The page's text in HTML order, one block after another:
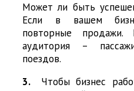
Может ли быть
Если в вашем
повторные продажи.
аудитория –
поездов.
3.
Чтобы бизнес